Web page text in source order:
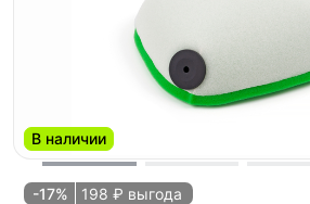
В наличии
-17% 198 ₽ выгода